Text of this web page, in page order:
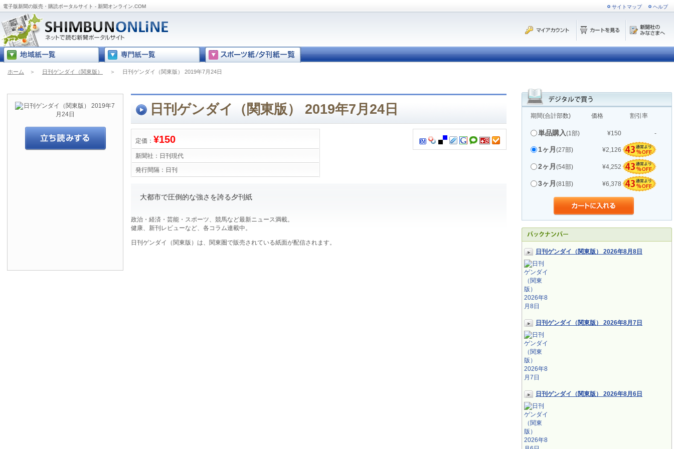
電子版新聞の販売・購読ポータルサイト - 新聞オンライン.COM サイトマップ ヘルプ
ホーム ＞ 日刊ゲンダイ（関東版） ＞ 日刊ゲンダイ（関東版） 2019年7月24日
期間(合計部数) 価格 割引率
単品購入(1部) ¥150 -
1ヶ月 (27部) ¥2,126
2ヶ月 (54部) ¥4,252
3ヶ月 (81部) ¥6,378
日刊ゲンダイ（関東版） 2026年8月8日
日刊ゲンダイ（関東版） 2026年8月7日
日刊ゲンダイ（関東版） 2026年8月6日
日刊ゲンダイ（関東版） 2019年7月24日
定価： ¥150
新聞社： 日刊現代
発行間隔： 日刊
大都市で圧倒的な強さを誇る夕刊紙
政治・経済・芸能・スポーツ、競馬など最新ニュース満載。
健康、新刊レビューなど、各コラム連載中。
日刊ゲンダイ（関東版）は、関東圏で販売されている紙面が配信されます。